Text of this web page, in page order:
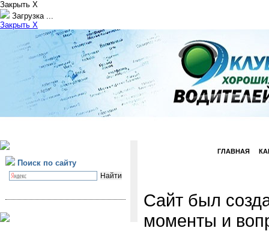
Закрыть X
Загрузка ...
Закрыть X
Поиск по сайту
ГЛАВНАЯ
Сайт был
моменты и